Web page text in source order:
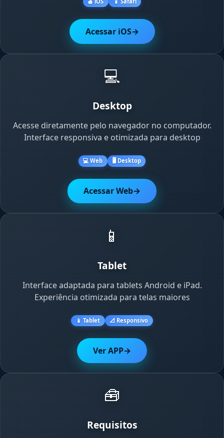
Acessar iOS→
💻
Desktop
Acesse diretamente pelo navegador no computador.
Interface responsiva e otimizada para desktop
💻 Web 🖥️ Desktop
Acessar Web→
📱
Tablet
Interface adaptada para tablets Android e iPad.
Experiência otimizada para telas maiores
📱 Tablet 📐 Responsivo
Ver APP→
🧰
Requisitos